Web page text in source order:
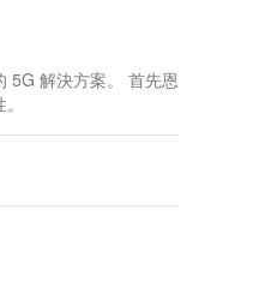
5G 解決方案。 首先恩